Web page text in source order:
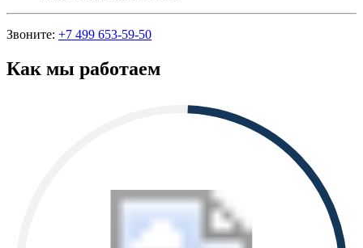
Звоните: +7 499 653-59-50
Как мы работаем